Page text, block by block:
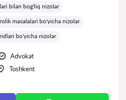
bilan bog'liq nizolar
masalalari bo'yicha nizolar
bo'yicha nizolar
Advokat
Toshkent